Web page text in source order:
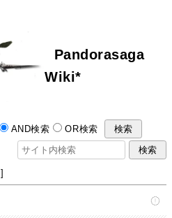
Pandorasaga
Wiki*
AND検索 OR検索
]